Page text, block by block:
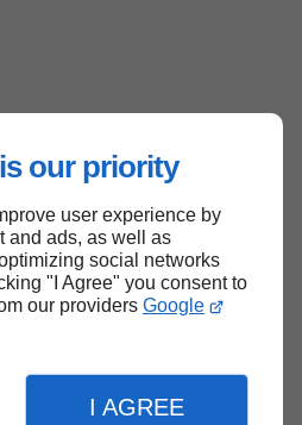
our priority
user experience by
and ads, as well as
social networks
"I Agree" you consent to
our providers Google
I AGREE
de page